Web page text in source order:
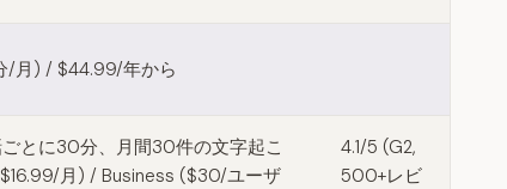
/月) / $44.99/年から
とに30分、月間30件の文字起こ
月) / Business ($30/ユーザ
4.1/5 (G2,
500+レビ